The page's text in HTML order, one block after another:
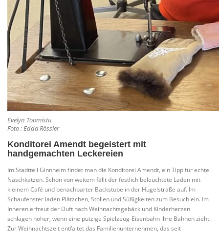
Evelyn Toomistu
Foto : Edda Rössler
Konditorei Amendt begeistert mit
handgemachten Leckereien
Im Stadtteil Ginnheim findet man die Konditorei Amendt, ein Tipp für echte
Naschkatzen. Schon von weitem fällt der festlich beleuchtete Laden mit
kleinem Café und benachbarter Backstube in der Hügelstraße auf. Im
Schaufenster laden Plätzchen, Stollen und Süßigkeiten zum Besuch ein. Im
Inneren erfreut der Duft nach Weihnachtsgebäck und Kinderherzen
schlagen höher, wenn eine putzige Spielzeug-Eisenbahn ihre Bahnen zieht.
Zur Weihnachtszeit entfaltet das Familienunternehmen, das seit